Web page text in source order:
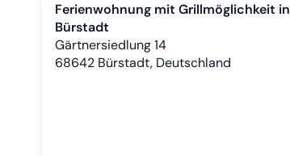
Ferienwohnung mit Grillmöglichkeit in
Bürstadt
Gärtnersiedlung 14
68642 Bürstadt, Deutschland